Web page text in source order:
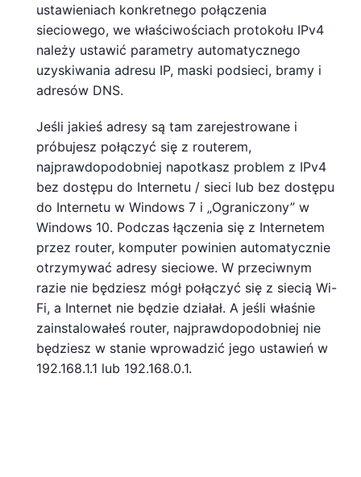
ustawieniach konkretnego połączenia
sieciowego, we właściwościach protokołu IPv4
należy ustawić parametry automatycznego
uzyskiwania adresu IP, maski podsieci, bramy i
adresów DNS.
Jeśli jakieś adresy są tam zarejestrowane i
próbujesz połączyć się z routerem,
najprawdopodobniej napotkasz problem z IPv4
bez dostępu do Internetu / sieci lub bez dostępu
do Internetu w Windows 7 i „Ograniczony” w
Windows 10. Podczas łączenia się z Internetem
przez router, komputer powinien automatycznie
otrzymywać adresy sieciowe. W przeciwnym
razie nie będziesz mógł połączyć się z siecią Wi-
Fi, a Internet nie będzie działał. A jeśli właśnie
zainstalowałeś router, najprawdopodobniej nie
będziesz w stanie wprowadzić jego ustawień w
192.168.1.1 lub 192.168.0.1.